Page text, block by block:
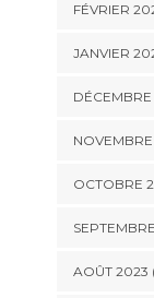
FÉVRIER
JANVIER
OCTOBRE
AOÛT 2023